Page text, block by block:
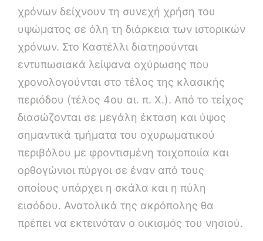
χρόνων δείχνουν τη συνεχή χρήση του
υψώματος σε όλη τη διάρκεια των ιστορικών
χρόνων. Στο Καστέλλι διατηρούνται
εντυπωσιακά λείψανα οχύρωσης που
χρονολογούνται στο τέλος της κλασικής
περιόδου (τέλος 4ου αι. π. Χ.). Από το τείχος
διασώζονται σε μεγάλη έκταση και ύψος
σημαντικά τμήματα του οχυρωματικού
περιβόλου με φροντισμένη τοιχοποιία και
ορθογώνιοι πύργοι σε έναν από τους
οποίους υπάρχει η σκάλα και η πύλη
εισόδου. Ανατολικά της ακρόπολης θα
πρέπει να εκτεινόταν ο οικισμός του νησιού.